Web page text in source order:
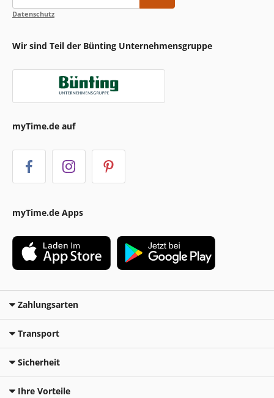
Datenschutz
Wir sind Teil der Bünting Unternehmensgruppe
myTime.de auf
myTime.de Apps
Zahlungsarten
Transport
Sicherheit
Ihre Vorteile